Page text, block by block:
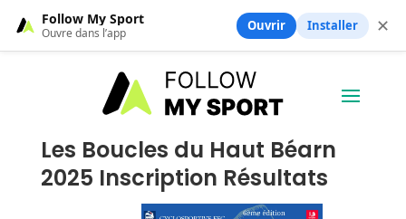
Les Boucles du Haut Béarn
2025 Inscription Résultats
Follow My Sport
Ouvre dans l’app Ouvrir Installer ✕